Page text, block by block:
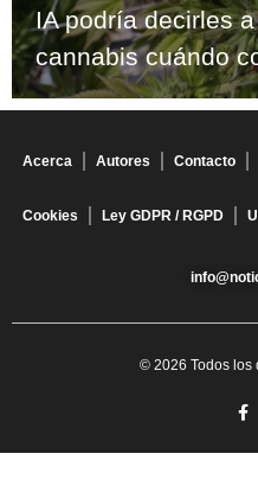
IA podría decirles
cannabis cuándo
Acerca Autores Contacto
Cookies Ley GDPR / RGPD
© 2026 Todos los